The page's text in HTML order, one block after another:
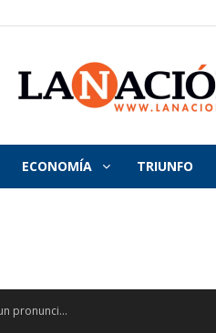
La
Nación
ECONOMÍA TRIUNFO
pronunci...